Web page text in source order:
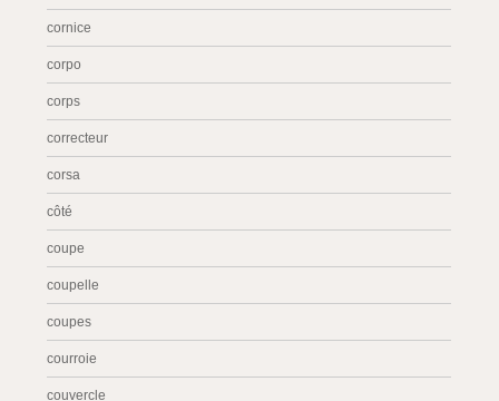
cornice
corpo
corps
correcteur
corsa
côté
coupe
coupelle
coupes
courroie
couvercle